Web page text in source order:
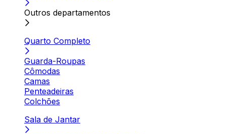
Outros departamentos
Quarto Completo
Guarda-Roupas
Cômodas
Camas
Penteadeiras
Colchões
Sala de Jantar